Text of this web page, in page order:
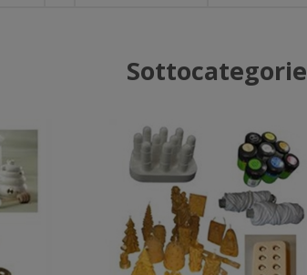
Sottocategorie